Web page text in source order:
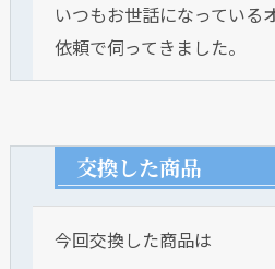
いつもお世話になっている
依頼で伺ってきました。
交換した商品
今回交換した商品は